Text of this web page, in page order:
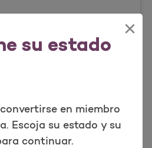
su estado
×
en miembro
Escoja su estado y su
continuar.
recetados
compartidos para